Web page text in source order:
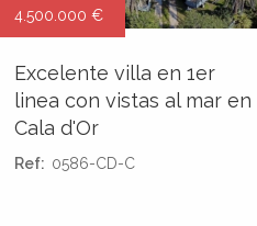
4.500.000 €
Excelente villa en 1er
linea con vistas al mar en
Cala d'Or
Ref: 0586-CD-C